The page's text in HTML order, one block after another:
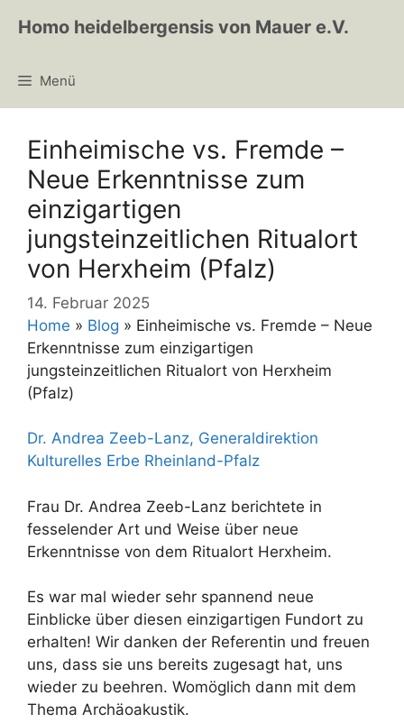
InhaltHomo heidelbergensis von Mauer e.V.
Menü
Einheimische vs. Fremde –
Neue Erkenntnisse zum
einzigartigen
jungsteinzeitlichen Ritualort
von Herxheim (Pfalz)
14. Februar 2025
Home » Blog » Einheimische vs. Fremde – Neue
Erkenntnisse zum einzigartigen
jungsteinzeitlichen Ritualort von Herxheim
(Pfalz)
Dr. Andrea Zeeb-Lanz, Generaldirektion
Kulturelles Erbe Rheinland-Pfalz
Frau Dr. Andrea Zeeb-Lanz berichtete in
fesselender Art und Weise über neue
Erkenntnisse von dem Ritualort Herxheim.
Es war mal wieder sehr spannend neue
Einblicke über diesen einzigartigen Fundort zu
erhalten! Wir danken der Referentin und freuen
uns, dass sie uns bereits zugesagt hat, uns
wieder zu beehren. Womöglich dann mit dem
Thema Archäoakustik.